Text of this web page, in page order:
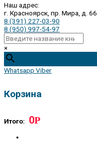
Наш адрес:
г. Красноярск, пр. Мира, д. 66
8 (391) 227-03-90
8 (950) 997-54-97
×
Whatsapp Viber
Корзина
Итого: 0Р